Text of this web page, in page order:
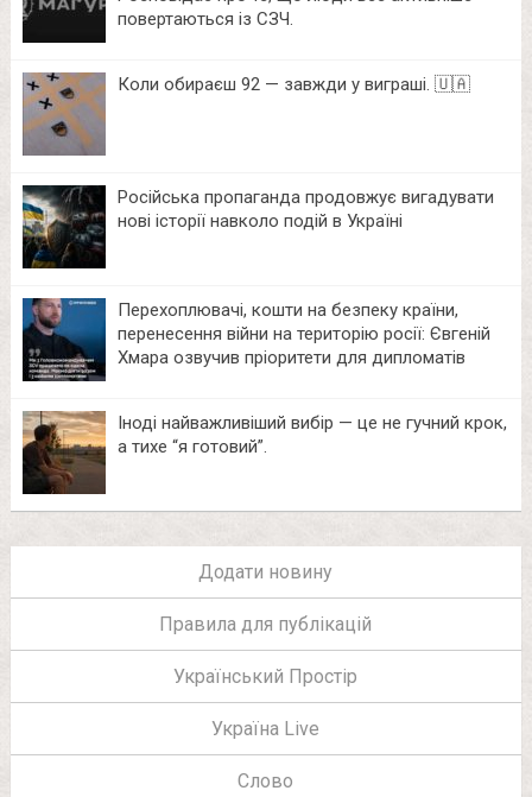
повертаються із СЗЧ.
Коли обираєш 92 — завжди у виграші. 🇺🇦
Російська пропаганда продовжує вигадувати
нові історії навколо подій в Україні
Перехоплювачі, кошти на безпеку країни,
перенесення війни на територію росії: Євгеній
Хмара озвучив пріоритети для дипломатів
Іноді найважливіший вибір — це не гучний крок,
а тихе “я готовий”.
Додати новину
Правила для публікацій
Український Простір
Україна Live
Слово